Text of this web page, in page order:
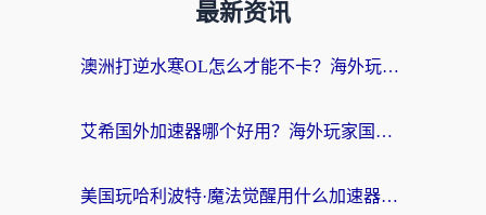
最新资讯
澳洲打逆水寒OL怎么才能不卡？海外玩家国服游戏加速终极指南（附梦幻模拟战地铁跑酷解决办法）
艾希国外加速器哪个好用？海外玩家国服游戏畅玩终极指南（附欧洲玩鸣潮街头篮球实测）
美国玩哈利波特·魔法觉醒用什么加速器？告别延迟的终极指南（含免费QQ炫舞方案+印尼妄想山海秘籍）